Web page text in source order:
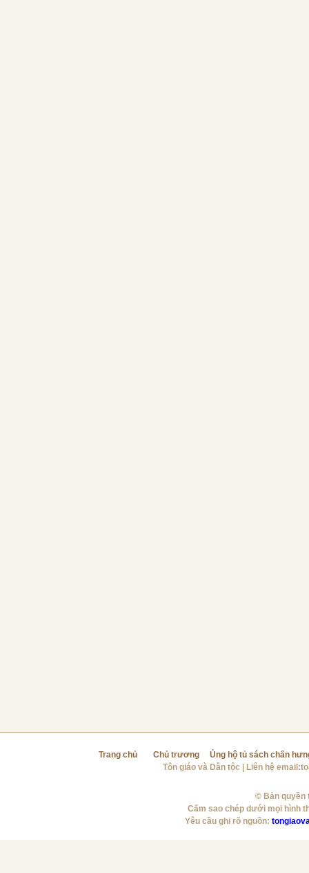
Trang chủ Chủ trương
Ủng hộ tủ sách chấn
Tôn giáo và Dân tộc | Liên hệ email:
© Bản quyền
Cấm sao chép dưới mọi hình
Yêu cầu ghi rõ nguồn: